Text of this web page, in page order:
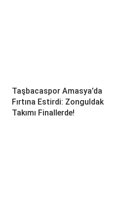
Taşbacaspor Amasya’da
Fırtına Estirdi: Zonguldak
Takımı Finallerde!